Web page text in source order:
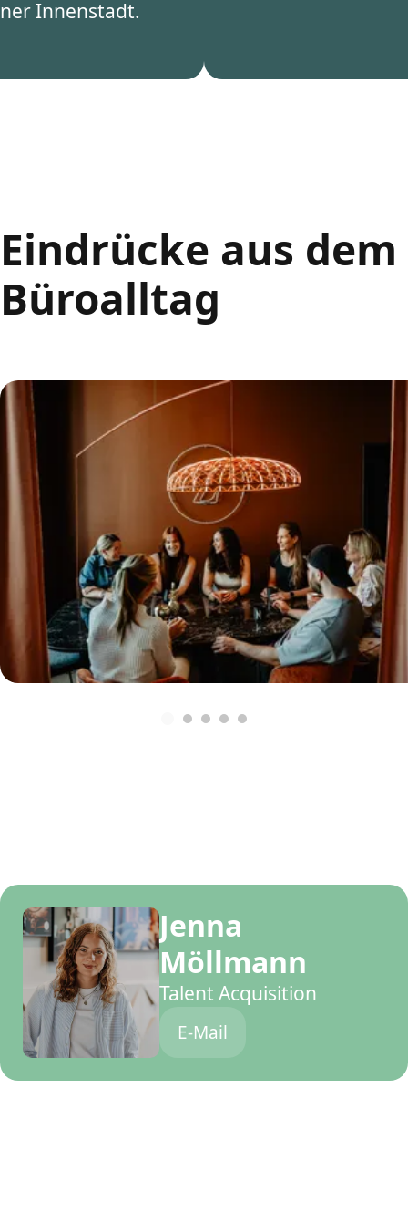
Innenstadt.
Eindrücke aus dem
Büroalltag
Jenna
Möllmann
Talent Acquisition
E-Mail